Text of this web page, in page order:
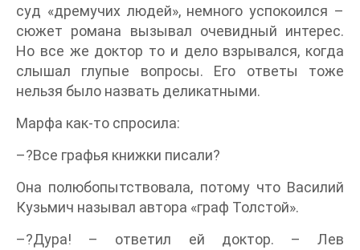
суд «дремучих людей», немного успокоился –
сюжет романа вызывал очевидный интерес.
Но все же доктор то и дело взрывался, когда
слышал глупые вопросы. Его ответы тоже
нельзя было назвать деликатными.
Марфа как-то спросила:
–?Все графья книжки писали?
Она полюбопытствовала, потому что Василий
Кузьмич называл автора «граф Толстой».
–?Дура! – ответил ей доктор. – Лев